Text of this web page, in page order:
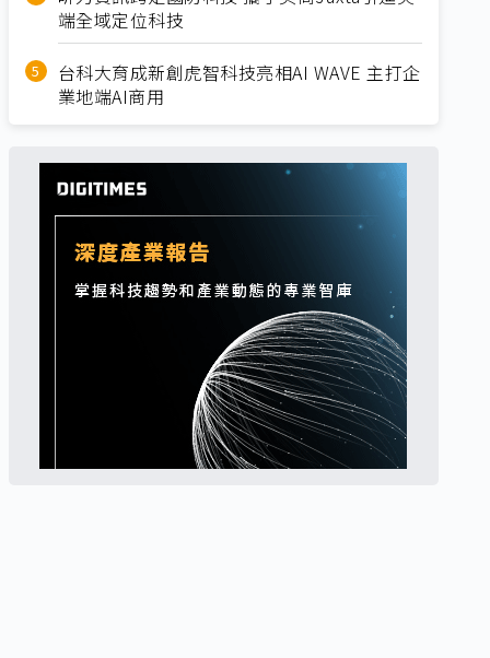
端全域定位科技
台科大育成新創虎智科技亮相AI WAVE 主打企
業地端AI商用